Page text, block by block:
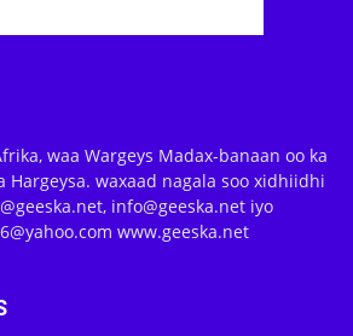
waa Wargeys Madax-banaan oo ka
Hargeysa. waxaad nagala soo xidhiidhi
info@geeska.net iyo
www.geeska.net